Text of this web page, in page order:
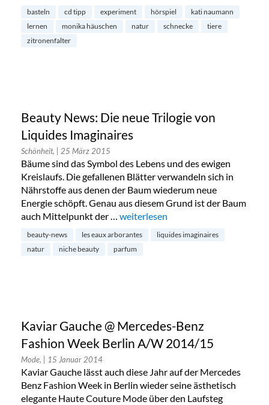
basteln cd tipp experiment hörspiel
kati naumann
lernen
monika häuschen natur schnecke
tiere
zitronenfalter
Beauty News: Die neue Trilogie von
Liquides Imaginaires
Schönheit, | 25 März 2015
Bäume sind das Symbol des Lebens und des ewigen
Kreislaufs. Die gefallenen Blätter verwandeln sich in
Nährstoffe aus denen der Baum wiederum neue
Energie schöpft. Genau aus diesem Grund ist der Baum
auch Mittelpunkt der … „Beauty News: Die neue Trilogie
weiterlesen
beauty-news les eaux arborantes
liquides imaginaires
natur
niche beauty parfum
Kaviar Gauche @ Mercedes-Benz
Fashion Week Berlin A/W 2014/15
Mode, | 15 Januar 2014
Kaviar Gauche lässt auch diese Jahr auf der Mercedes
Benz Fashion Week in Berlin wieder seine ästhetisch
elegante Haute Couture Mode über den Laufsteg